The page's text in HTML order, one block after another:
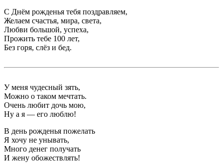
С Днём рожденья тебя поздравляем,
Желаем счастья, мира, света,
Любви большой, успеха,
Прожить тебе 100 лет,
Без горя, слёз и бед.
У меня чудесный зять,
Можно о таком мечтать.
Очень любит дочь мою,
Ну а я — его люблю!
В день рожденья пожелать
Я хочу не унывать,
Много денег получать
И жену обожествлять!